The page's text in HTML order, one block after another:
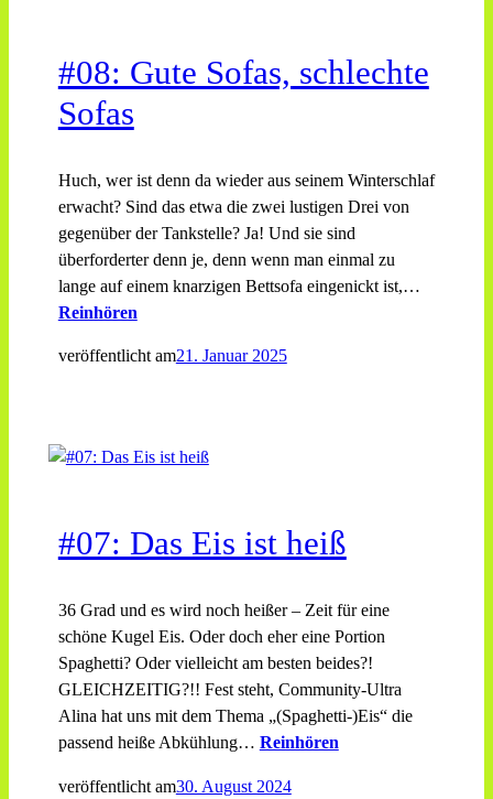
#08: Gute Sofas, schlechte
Sofas
Huch, wer ist denn da wieder aus seinem Winterschlaf
erwacht? Sind das etwa die zwei lustigen Drei von
gegenüber der Tankstelle? Ja! Und sie sind
überforderter denn je, denn wenn man einmal zu
lange auf einem knarzigen Bettsofa eingenickt ist,…
Reinhören
veröffentlicht am21. Januar 2025
#07: Das Eis ist heiß
36 Grad und es wird noch heißer – Zeit für eine
schöne Kugel Eis. Oder doch eher eine Portion
Spaghetti? Oder vielleicht am besten beides?!
GLEICHZEITIG?!! Fest steht, Community-Ultra
Alina hat uns mit dem Thema „(Spaghetti-)Eis“ die
passend heiße Abkühlung… Reinhören
veröffentlicht am30. August 2024